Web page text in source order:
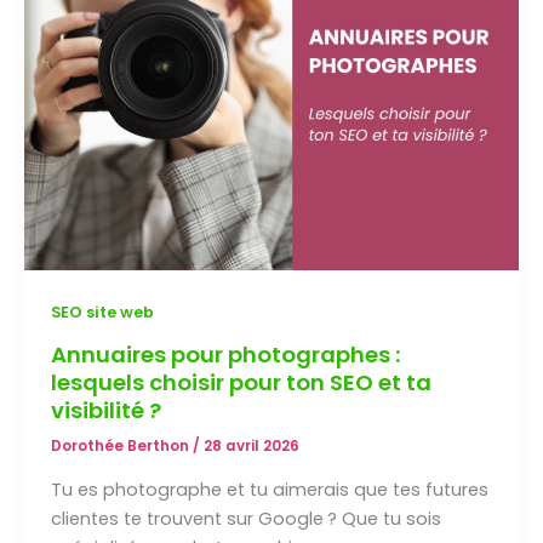
on
est
indépendante ?
SEO site web
Annuaires pour photographes :
lesquels choisir pour ton SEO et ta
visibilité ?
Dorothée Berthon / 28 avril 2026
Tu es photographe et tu aimerais que tes futures
clientes te trouvent sur Google ? Que tu sois